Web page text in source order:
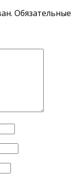
Обязательные